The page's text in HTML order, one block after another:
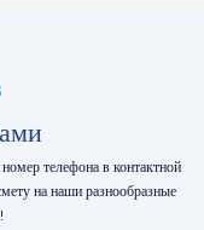
телефона в контактной
на наши разнообразные